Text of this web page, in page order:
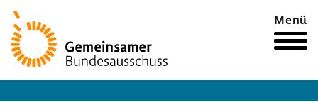
Zur
Startseite
Menü